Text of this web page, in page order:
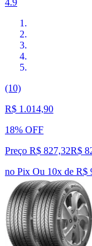
4.9
(10)
R$ 1.014,90
18% OFF
Preço R$ 827,32R$
no Pix Ou 10x de R$